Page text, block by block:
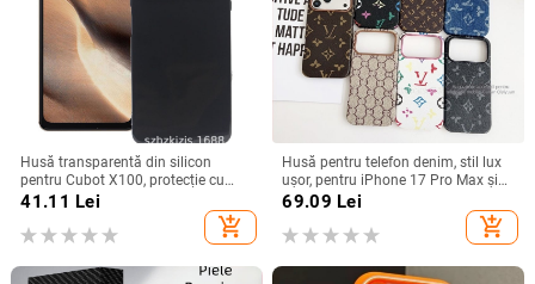
Husă transparentă din silicon
pentru Cubot X100, protecție cu
acoperire totală
41.11 Lei
add_shopping_cart
Husă pentru telefon denim, stil lux
ușor, pentru iPhone 17 Pro Max și
iPhone 16, cu acoperire totală
69.09 Lei
add_shopping_cart